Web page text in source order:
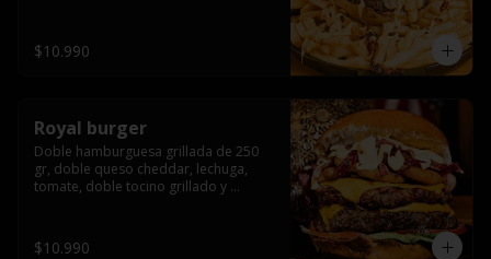
$10.990
Royal burger
Doble hamburguesa grillada de 250
gr, doble queso cheddar, lechuga,
tomate, doble tocino grillado y
salsa de queso cheddar.
$10.990